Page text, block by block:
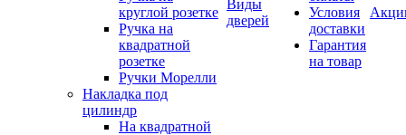
круглой розетке
Ручка на
квадратной
розетке
Ручки Морелли
Накладка под
цилиндр
На квадратной
Виды
дверей
Условия
доставки
Гарантия
на товар